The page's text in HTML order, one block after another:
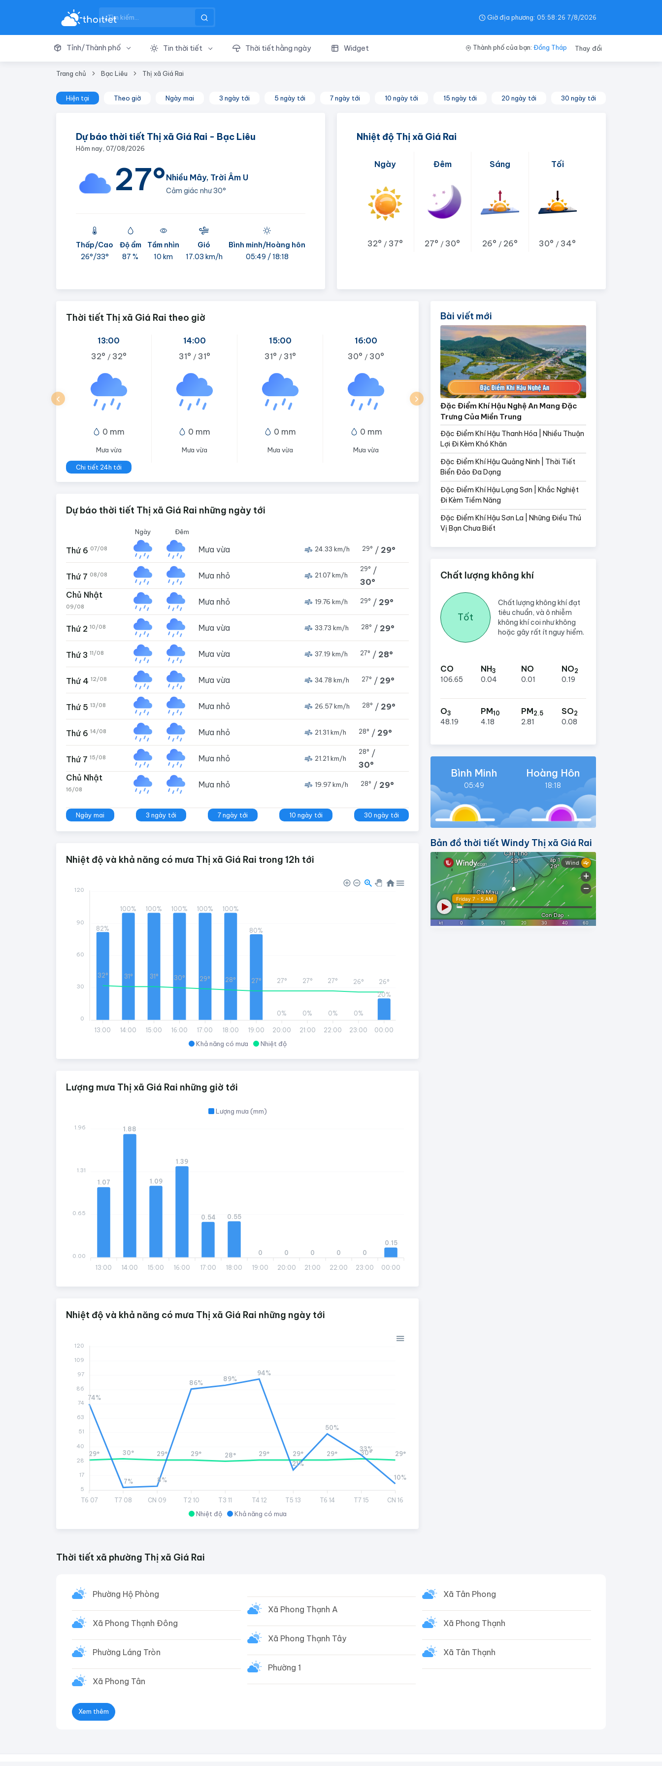
Giờ địa phương: 05:58 : 27 7/8/2026
Tỉnh/Thành phố Tin thời tiết Thời tiết hằng ngày Widget Thành phố của bạn: Đồng Tháp Thay đổi
Trang chủ Bạc Liêu Thị xã Giá Rai
Hiện tại Theo giờ Ngày mai 3 ngày tới 5 ngày tới 7 ngày tới 10 ngày tới 15 ngày tới 20 ngày tới 30 ngày tới
Dự báo thời tiết Thị xã Giá Rai - Bạc Liêu
Hôm nay, 07/08/2026
27° Nhiều Mây, Trời Âm U
Cảm giác như30°
Thấp/Cao
26°/33°
Độ ẩm
87 %
Tầm nhìn
10 km
Gió
17.03 km/h
Bình minh/Hoàng hôn
05:49 / 18:18
Nhiệt độ Thị xã Giá Rai
Ngày
32° / 37°
Đêm
27° / 30°
Sáng
26° / 26°
Tối
30° / 34°
Thời tiết Thị xã Giá Rai theo giờ
13:00
32° / 32°
0 mm
Mưa vừa
14:00
31° / 31°
0 mm
Mưa vừa
15:00
31° / 31°
0 mm
Mưa vừa
16:00
30° / 30°
0 mm
Mưa vừa
Chi tiết 24h tới
Dự báo thời tiết Thị xã Giá Rai những ngày tới
Ngày Đêm
Thứ 6 07/08 Mưa vừa 24.33 km/h 29° / 29°
Thứ 7 08/08 Mưa nhỏ 21.07 km/h
29° /
30°
Chủ Nhật
09/08 Mưa nhỏ 19.76 km/h 29° / 29°
Thứ 2 10/08 Mưa vừa 33.73 km/h 28° / 29°
Thứ 3 11/08 Mưa vừa 37.19 km/h 27° / 28°
Thứ 4 12/08 Mưa vừa 34.78 km/h 27° / 29°
Thứ 5 13/08 Mưa nhỏ 26.57 km/h 28° / 29°
Thứ 6 14/08 Mưa nhỏ 21.31 km/h 28° / 29°
Thứ 7 15/08 Mưa nhỏ 21.21 km/h
28° /
30°
Chủ Nhật
16/08 Mưa nhỏ 19.97 km/h 28° / 29°
Ngày mai 3 ngày tới 7 ngày tới 10 ngày tới 30 ngày tới
Nhiệt độ và khả năng có mưa Thị xã Giá Rai trong 12h tới
Khả năng có mưa Nhiệt độ
13:00 14:00 15:00 16:00 17:00 18:00 19:00 20:00 21:00 22:00 23:00 00:00
82%
100% 100% 100% 100% 100%
80%
0% 0% 0% 0%
20%
32° 31° 31° 30° 29° 28° 27° 27° 27° 27° 26° 26°
120
90
60
30
0
Lượng mưa Thị xã Giá Rai những giờ tới
Lượng mưa (mm)
13:00 14:00 15:00 16:00 17:00 18:00 19:00 20:00 21:00 22:00 23:00 00:00
1.07
1.88
1.09
1.39
0.54 0.55
0 0 0 0 0
0.15
1.96
1.31
0.65
0.00
Nhiệt độ và khả năng có mưa Thị xã Giá Rai những ngày tới
Nhiệt độ Khả năng có mưa
T6 07 T7 08 CN 09 T2 10 T3 11 T4 12 T5 13 T6 14 T7 15 CN 16
29° 30° 29° 29° 28° 29° 29° 29° 30° 29°
74%
7% 8%
86%
89%
94%
21%
50%
33%
10%
120
109
97
86
74
63
51
40
28
17
5
Bài viết mới
Đặc Điểm Khí Hậu Nghệ An Mang Đặc
Trưng Của Miền Trung
Đặc Điểm Khí Hậu Thanh Hóa | Nhiều Thuận
Lợi Đi Kèm Khó Khăn
Đặc Điểm Khí Hậu Quảng Ninh | Thời Tiết
Biển Đảo Đa Dạng
Đặc Điểm Khí Hậu Lạng Sơn | Khắc Nghiệt
Đi Kèm Tiềm Năng
Đặc Điểm Khí Hậu Sơn La | Những Điều Thú
Vị Bạn Chưa Biết
Chất lượng không khí
Tốt
Chất lượng không khí đạt
tiêu chuẩn, và ô nhiễm
không khí coi như không
hoặc gây rất ít nguy hiểm.
CO
106.65
NH3
0.04
NO
0.01
NO2
0.19
O3
48.19
PM10
4.18
PM2.5
2.81
SO2
0.08
Bình Minh
05:49
Hoàng Hôn
18:18
Bản đồ thời tiết Windy Thị xã Giá Rai
Thời tiết xã phường Thị xã Giá Rai
Phường Hộ Phòng
Xã Phong Thạnh Đông
Phường Láng Tròn
Xã Phong Tân
Xã Phong Thạnh A
Xã Phong Thạnh Tây
Phường 1
Xã Tân Phong
Xã Phong Thạnh
Xã Tân Thạnh
Xem thêm